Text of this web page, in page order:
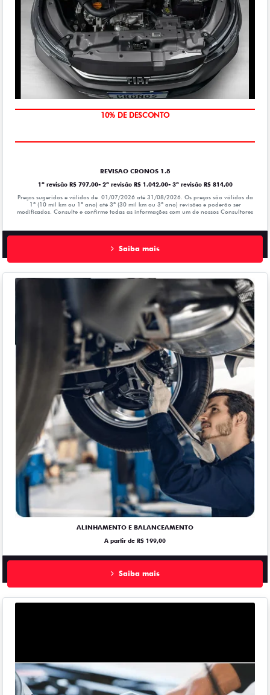
MÃO DE OBRA
REVISAO CRONOS 1.8
1ª revisão R$ 797,00- 2ª revisão R$ 1.042,00- 3ª revisão R$ 814,00
Preços sugeridos e válidos de 01/07/2026 até 31/08/2026. Os preços são válidos da
1º (10 mil km ou 1ª ano) até 3º (30 mil km ou 3º ano) revisões e poderão ser
modificados. Consulte e confirme todas as informações com um de nossos Consultores
Saiba mais
ALINHAMENTO E BALANCEAMENTO
A partir de R$ 199,00
Saiba mais